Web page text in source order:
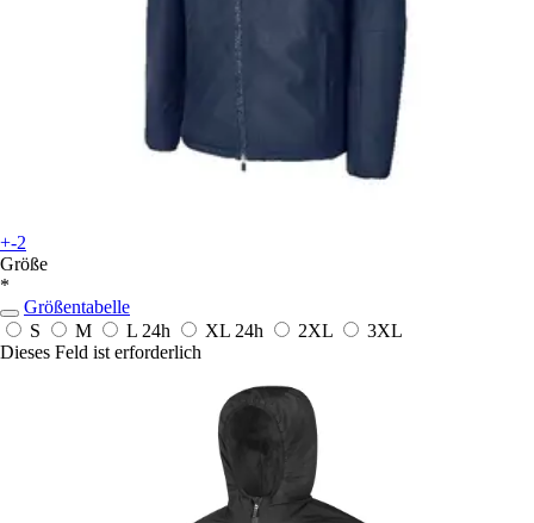
+-2
Größe
*
Größentabelle
S
M L 24h XL 24h 2XL
3XL
Dieses Feld ist erforderlich